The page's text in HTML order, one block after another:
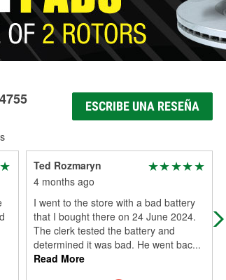
ESCRIBE UNA RESEÑA
Ted Rozmaryn
4 months ago
I went to the store with a bad battery
that I bought there on 24 June 2024.
The clerk tested the battery and
determined it was bad. He went bac...
Read More